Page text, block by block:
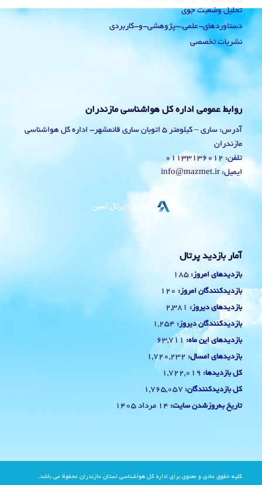
تحلیل وضعیت جوی
دستاوردهای-علمی،-پژوهشی-و-کاربردی
نشریات تخصصی
روابط عمومی اداره کل هواشناسی مازندران
آدرس: ساری – کیلومتر 5 اتوبان ساری قائمشهر- اداره کل هواشناسی
مازندران
تلفن: 01133136012
ایمیل: info@mazmet.ir
آمار بازدید پرتال
بازدیدهای امروز: 185
بازدیدکنندگان امروز: 120
بازدیدهای دیروز: 2,381
بازدیدکنندگان دیروز: 1,254
بازدیدهای این ماه: 63,711
بازدیدهای امسال: 1,720,232
کل بازدیدها: 1,722,019
کل بازدیدکنند‌گان: 1,765,057
تاریخ به‌روزشدن سایت: 14 مرداد 1405
کلیه حقوق مادی و معنوی برای اداره کل هواشناسی استان مازندران محفوظ می باشد.